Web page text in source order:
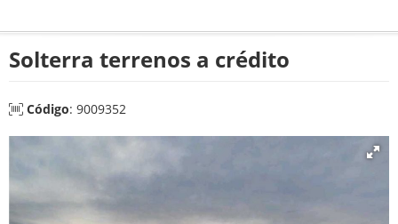
Solterra terrenos a crédito
Código: 9009352